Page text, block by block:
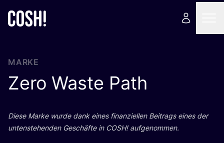
MARKE
Zero Waste Path
Die­se Mar­ke wur­de dank eines finan­zi­el­len Bei­trags eines der
unten­ste­hen­den Geschäf­te in COSH! aufgenommen.